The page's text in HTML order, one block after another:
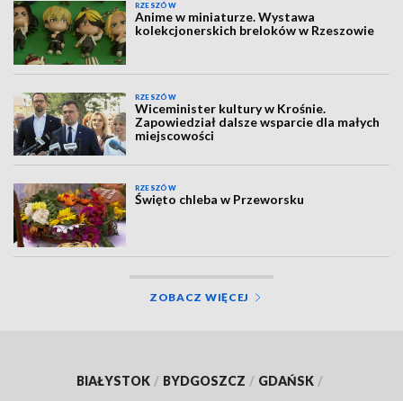
RZESZÓW
Anime w miniaturze. Wystawa
kolekcjonerskich breloków w Rzeszowie
RZESZÓW
Wiceminister kultury w Krośnie.
Zapowiedział dalsze wsparcie dla małych
miejscowości
RZESZÓW
Święto chleba w Przeworsku
ZOBACZ WIĘCEJ
BIAŁYSTOK / BYDGOSZCZ / GDAŃSK /